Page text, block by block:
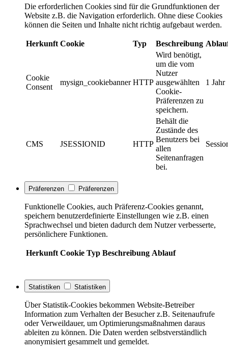
Die erforderlichen Cookies sind für die Grundfunktionen der
Website z.B. die Navigation erforderlich. Ohne diese Cookies
können die Seiten und Inhalte nicht richtig aufgebaut werden.
Herkunft Cookie Typ Beschreibung
Cookie
Consent
mysign_cookiebanner HTTP
Wird benötigt,
um die vom
Nutzer
ausgewählten
Cookie-
Präferenzen zu
speichern.
1 Jahr
CMS JSESSIONID HTTP
Behält die
Zustände des
Benutzers bei
allen
Seitenanfragen
bei.
Präferenzen Präferenzen
Funktionelle Cookies, auch Präferenz-Cookies genannt,
speichern benutzerdefinierte Einstellungen wie z.B. einen
Sprachwechsel und bieten dadurch dem Nutzer verbesserte,
persönlichere Funktionen.
Herkunft Cookie Typ Beschreibung Ablauf
Statistiken Statistiken
Über Statistik-Cookies bekommen Website-Betreiber
Information zum Verhalten der Besucher z.B. Seitenaufrufe
oder Verweildauer, um Optimierungsmaßnahmen daraus
ableiten zu können. Die Daten werden selbstverständlich
anonymisiert gesammelt und gemeldet.